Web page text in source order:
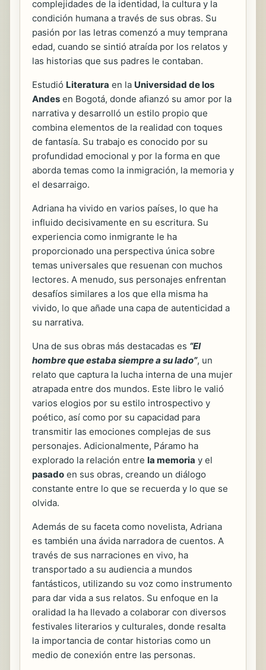
complejidades de la identidad, la cultura y la
condición humana a través de sus obras. Su
pasión por las letras comenzó a muy temprana
edad, cuando se sintió atraída por los relatos y
las historias que sus padres le contaban.
Estudió Literatura en la Universidad de los
Andes en Bogotá, donde afianzó su amor por la
narrativa y desarrolló un estilo propio que
combina elementos de la realidad con toques
de fantasía. Su trabajo es conocido por su
profundidad emocional y por la forma en que
aborda temas como la inmigración, la memoria y
el desarraigo.
Adriana ha vivido en varios países, lo que ha
influido decisivamente en su escritura. Su
experiencia como inmigrante le ha
proporcionado una perspectiva única sobre
temas universales que resuenan con muchos
lectores. A menudo, sus personajes enfrentan
desafíos similares a los que ella misma ha
vivido, lo que añade una capa de autenticidad a
su narrativa.
Una de sus obras más destacadas es “El
hombre que estaba siempre a su lado”, un
relato que captura la lucha interna de una mujer
atrapada entre dos mundos. Este libro le valió
varios elogios por su estilo introspectivo y
poético, así como por su capacidad para
transmitir las emociones complejas de sus
personajes. Adicionalmente, Páramo ha
explorado la relación entre la memoria y el
pasado en sus obras, creando un diálogo
constante entre lo que se recuerda y lo que se
olvida.
Además de su faceta como novelista, Adriana
es también una ávida narradora de cuentos. A
través de sus narraciones en vivo, ha
transportado a su audiencia a mundos
fantásticos, utilizando su voz como instrumento
para dar vida a sus relatos. Su enfoque en la
oralidad la ha llevado a colaborar con diversos
festivales literarios y culturales, donde resalta
la importancia de contar historias como un
medio de conexión entre las personas.